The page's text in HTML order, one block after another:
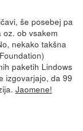
še posebej pa
ob vsakem
nekako takšna
paketih Lindows
izgovarjajo, da 99
Jaomene!